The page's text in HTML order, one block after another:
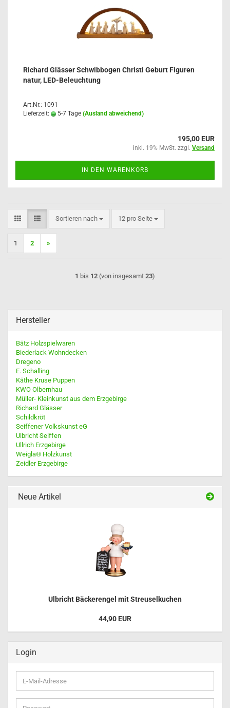
Richard Glässer Schwibbogen Christi Geburt Figuren
natur, LED-Beleuchtung
Art.Nr.: 1091
Lieferzeit:
5-7 Tage (Ausland abweichend)
195,00 EUR
inkl. 19% MwSt. zzgl. Versand
IN DEN WARENKORB
Sortieren nach
Sortieren nach 12 pro Seite
pro Seite
1 2 »
1 bis 12 (von insgesamt 23)
Hersteller
Bätz Holzspielwaren
Biederlack Wohndecken
Dregeno
E. Schalling
Käthe Kruse Puppen
KWO Olbernhau
Müller- Kleinkunst aus dem Erzgebirge
Richard Glässer
Schildkröt
Seiffener Volkskunst eG
Ulbricht Seiffen
Ullrich Erzgebirge
Weigla® Holzkunst
Zeidler Erzgebirge
Neue Artikel
Ulbricht Bäckerengel mit Streuselkuchen
44,90 EUR
Login
E-
Mail-
Adresse